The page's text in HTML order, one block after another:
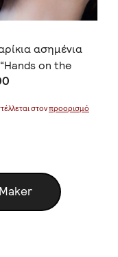
ασημένια
on the
στονπροορισμό